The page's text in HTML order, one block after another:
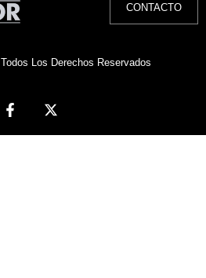
CONTACTO
Todos Los Derechos Reservados